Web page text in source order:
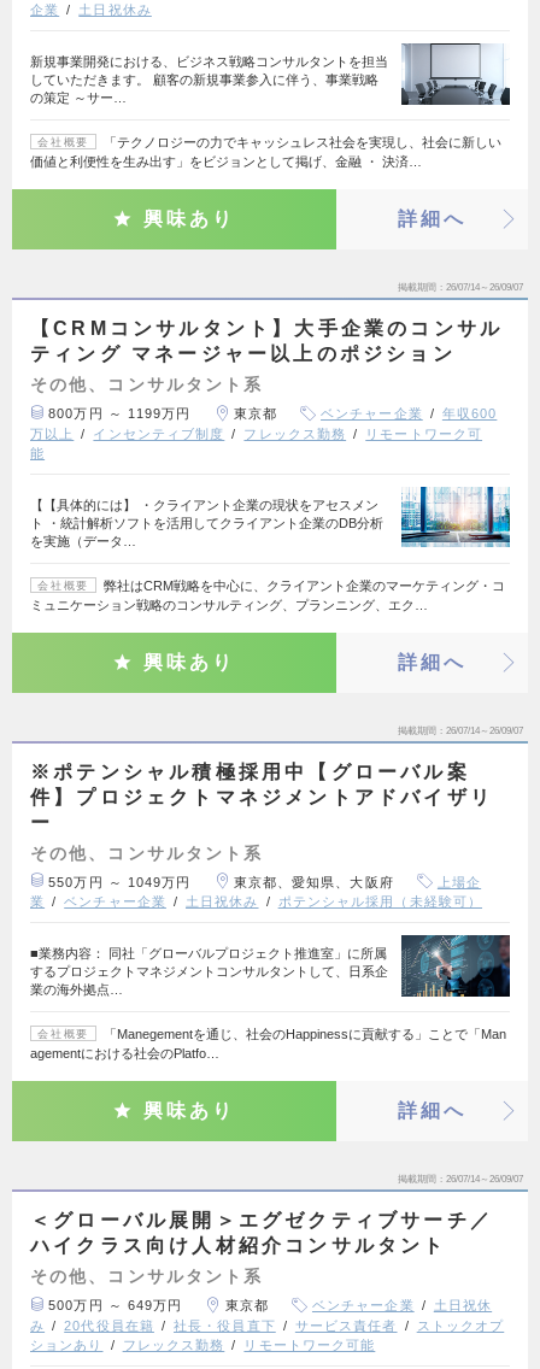
企業
土日祝休み
新規事業開発における、ビジネス戦略コンサルタントを担当
していただきます。 顧客の新規事業参入に伴う、事業戦略
の策定 ～サー…
会社概要
「テクノロジーの力でキャッシュレス社会を実現し、社会に新しい
価値と利便性を生み出す」をビジョンとして掲げ、金融 ・ 決済…
興味あり 詳細へ
掲載期間 26/07/14～26/09/07
【CRMコンサルタント】大手企業のコンサル
ティング マネージャー以上のポジション
その他、コンサルタント系
800万円 ～ 1199万円 東京都 ベンチャー企業
年収600
万以上
インセンティブ制度 フレックス勤務
リモートワーク可
能
【【具体的には】 ・クライアント企業の現状をアセスメン
ト ・統計解析ソフトを活用してクライアント企業のDB分析
を実施（データ…
会社概要
弊社はCRM戦略を中心に、クライアント企業のマーケティング・コ
ミュニケーション戦略のコンサルティング、プランニング、エク…
興味あり 詳細へ
掲載期間 26/07/14～26/09/07
※ポテンシャル積極採用中【グローバル案
件】プロジェクトマネジメントアドバイザリ
ー
その他、コンサルタント系
550万円 ～ 1049万円 東京都、愛知県、大阪府
上場企
業
ベンチャー企業 土日祝休み ポテンシャル採用（未経験可）
■業務内容： 同社「グローバルプロジェクト推進室」に所属
するプロジェクトマネジメントコンサルタントして、日系企
業の海外拠点…
会社概要
「Manegementを通じ、社会のHappinessに貢献する」ことで「Man
agementにおける社会のPlatfo…
興味あり 詳細へ
掲載期間 26/07/14～26/09/07
＜グローバル展開＞エグゼクティブサーチ／
ハイクラス向け人材紹介コンサルタント
その他、コンサルタント系
500万円 ～ 649万円 東京都 ベンチャー企業
土日祝休
み
20代役員在籍 社長・役員直下 サービス責任者
ストックオプ
ションあり
フレックス勤務 リモートワーク可能